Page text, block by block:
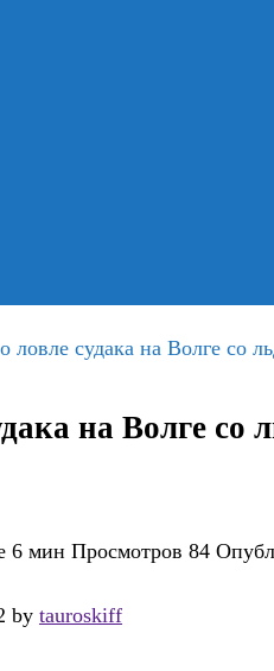
ловле судака на Волге со
на Волге со
6 мин Просмотров 84
by tauroskiff